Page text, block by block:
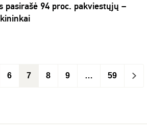
pasirašė 94 proc. pakviestųjų –
6 7 8 9 … 59 >